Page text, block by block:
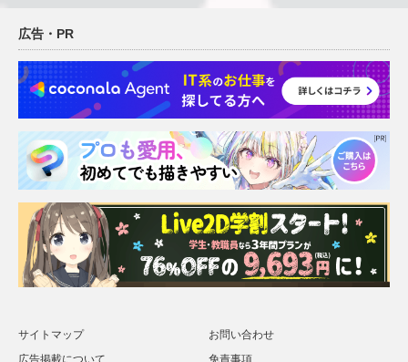
広告・PR
サイトマップ
お問い合わせ